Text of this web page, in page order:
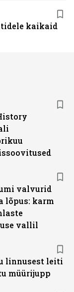
kaikaid
valvurid
lõpus: karm
vallil
linnusest leiti
müürijupp